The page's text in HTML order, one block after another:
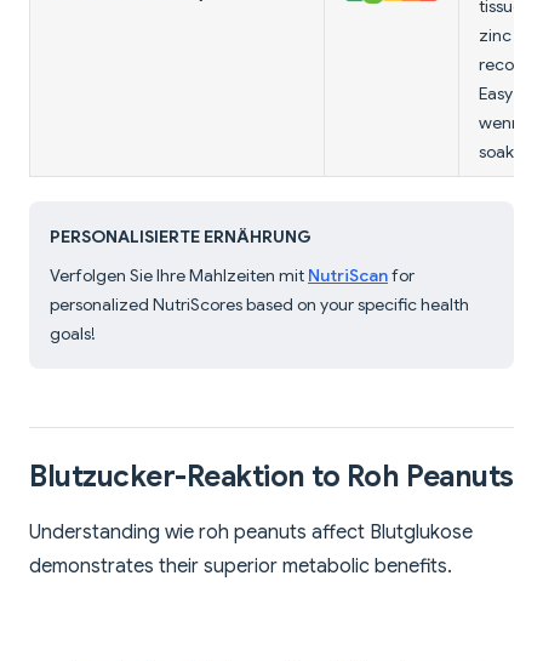
tissue
zinc
Easy to
wenn
soaked.
PERSONALISIERTE ERNÄHRUNG
Verfolgen Sie Ihre Mahlzeiten mit NutriScanfor
personalized NutriScores based on your specific health
goals!
Blutzucker-Reaktion to Roh Peanuts
Understanding wie roh peanuts affect Blutglukose
demonstrates their superior metabolic benefits.